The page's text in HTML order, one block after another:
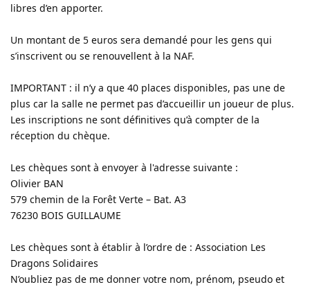
libres d’en apporter.
Un montant de 5 euros sera demandé pour les gens qui
s’inscrivent ou se renouvellent à la NAF.
IMPORTANT : il n’y a que 40 places disponibles, pas une de
plus car la salle ne permet pas d’accueillir un joueur de plus.
Les inscriptions ne sont définitives qu’à compter de la
réception du chèque.
Les chèques sont à envoyer à l'adresse suivante :
Olivier BAN
579 chemin de la Forêt Verte – Bat. A3
76230 BOIS GUILLAUME
Les chèques sont à établir à l’ordre de : Association Les
Dragons Solidaires
N’oubliez pas de me donner votre nom, prénom, pseudo et